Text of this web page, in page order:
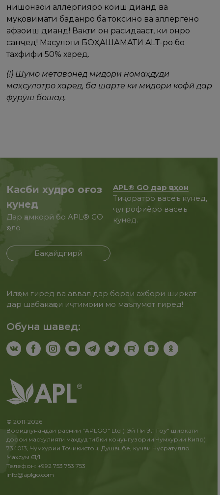
нишонаҳои аллергияро коҳиш диҳанд ва
муқовимати баданро ба токсинҳо ва аллергенҳо
афзоиш диҳанд! Вақти он расидааст, ки онро
санҷед! Маҳсулоти БОҲАШАМАТИ ALT-ро бо
тахфифи 50% харед.
(!) Шумо метавонед миқдори номаҳдуди
маҳсулотро харед, ба шарте ки миқдори кофӣ дар
фурӯш бошад.
Касби худро оғоз
кунед
Дар ҳамкорӣ бо APL® GO
ҳоло
Бақайдгирӣ
APL® GO дар ҷаҳон
Тиҷоратро васеъ кунед,
ҷуғрофиёро васеъ
кунед.
Илҳом гиред ва аввал дар бораи ахбори ширкат
дар шабакаҳои иҷтимоии мо маълумот гиред!
Обуна шавед:
© 2011-2026
Воридкунандаи расмии "APLGO" Ltd ("Эй Пи Эл Гоу" ширкати
дорои масъулияти махдуд тибки конунгузории Чумхурии Кипр)
734013, Чумхурии Точикистон, Душанбе, кучаи Нусратулло
Махсум 61/1.
Телефон: +992 753 753 753
info@aplgo.com